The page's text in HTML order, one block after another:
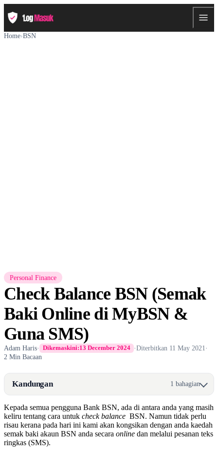
Home›BSN
Personal Finance
Check Balance BSN (Semak
Baki Online di MyBSN &
Guna SMS)
Adam Haris· Dikemaskini:13 December 2024 ·Diterbitkan 11 May 2021·
2 Min Bacaan
Kandungan 1 bahagian
Kepada semua pengguna Bank BSN, ada di antara anda yang masih
keliru tentang cara untuk check balance BSN. Namun tidak perlu
risau kerana pada hari ini kami akan kongsikan dengan anda kaedah
semak baki akaun BSN anda secara online dan melalui pesanan teks
ringkas (SMS).